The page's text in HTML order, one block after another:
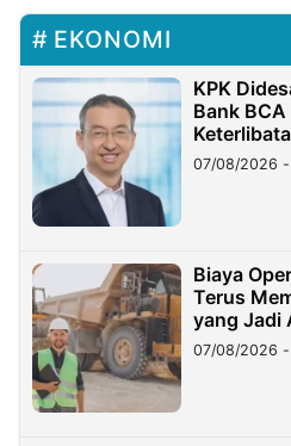
EKONOMI
KPK
Bank
Hilangnya
Miliar
07/08/2026
Biaya
Terus
yang Jadi
07/08/2026 -